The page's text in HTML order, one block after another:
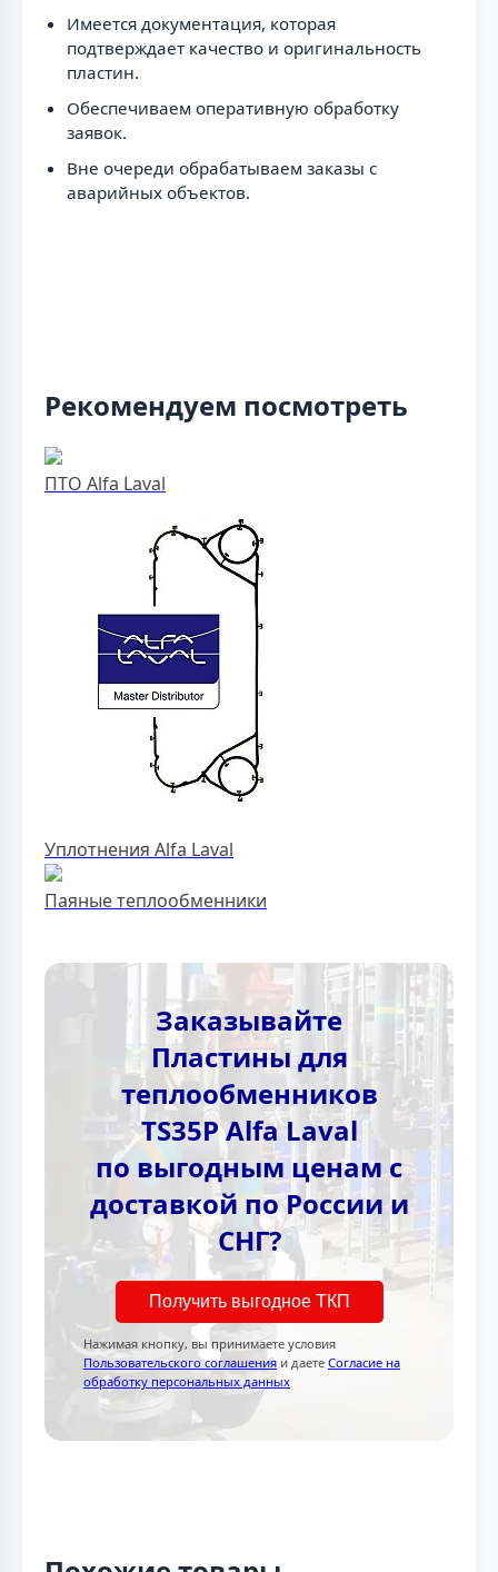
Имеется документация, которая
подтверждает качество и оригинальность
пластин.
Обеспечиваем оперативную обработку
заявок.
Вне очереди обрабатываем заказы с
аварийных объектов.
Рекомендуем посмотреть
ПТО Alfa Laval
Уплотнения Alfa Laval
Паяные теплообменники
Заказывайте
Пластины для
теплообменников
TS35P Alfa Laval
по выгодным ценам с
доставкой по России и
СНГ?
Получить выгодное ТКП
Нажимая кнопку, вы принимаете условия
Пользовательского соглашения и даете Согласие на
обработку персональных данных